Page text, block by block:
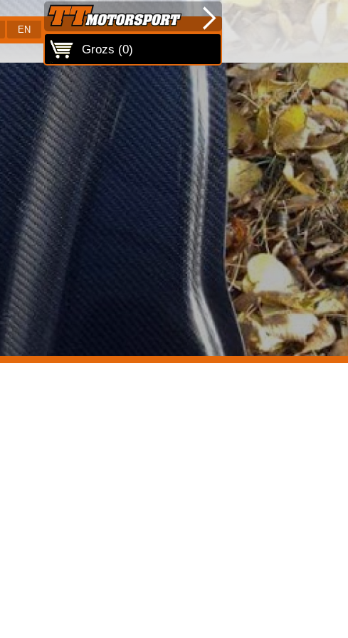
EN
Grozs (0)